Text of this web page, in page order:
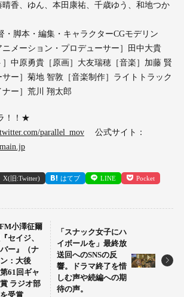
香、ゆん、本田康祐、千歳ゆう、和地つか
・脚本・編集・キャラクターCGモデリン
メーション・プロデューサー］田中大貴
］中原勇貴［原画］大友瑞穂［音楽］加藤 賢
ー］菊地 智敦［音楽制作］ライトトラック
ー］荒川 翔太郎
！！★
twitter.com/parallel_mov公式サイト：
X(旧:Twitter) はてブ LINE Pocket
小澤征爾
セイジ、
ー』（ナ
：大後
61回ギャ
ラジオ部
受賞
「スナック女子にハ
イボールを」最終放
送回へのSNSの反
響。ドラマ終了を惜
しむ声や続編への期
待の声。